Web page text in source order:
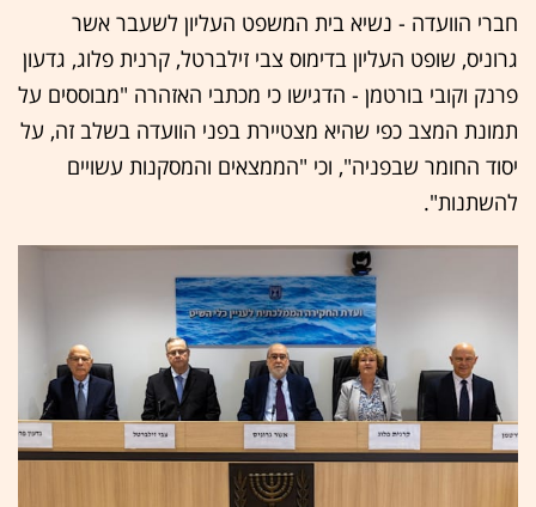
חברי הוועדה - נשיא בית המשפט העליון לשעבר אשר
גרוניס, שופט העליון בדימוס צבי זילברטל, קרנית פלוג, גדעון
פרנק וקובי בורטמן - הדגישו כי מכתבי האזהרה "מבוססים על
תמונת המצב כפי שהיא מצטיירת בפני הוועדה בשלב זה, על
יסוד החומר שבפניה", וכי "הממצאים והמסקנות עשויים
להשתנות".